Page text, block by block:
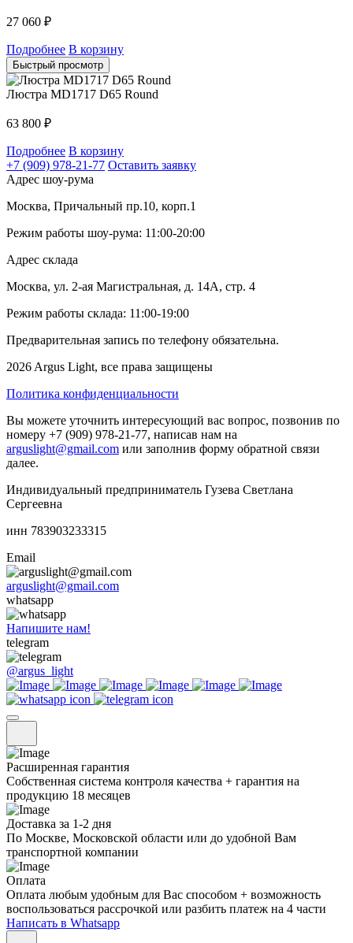
27 060 ₽
Подробнее В корзину
Быстрый просмотр
Люстра MD1717 D65 Round
63 800 ₽
Подробнее В корзину
+7 (909) 978-21-77 Оставить заявку
Адрес шоу-рума
Москва, Причальный пр.10, корп.1
Режим работы шоу-рума: 11:00-20:00
Адрес склада
Москва, ул. 2-ая Магистральная, д. 14А, стр. 4
Режим работы склада: 11:00-19:00
Предварительная запись по телефону обязательна.
2026 Argus Light, все права защищены
Политика конфиденциальности
Вы можете уточнить интересующий вас вопрос, позвонив по
номеру +7 (909) 978-21-77, написав нам на
arguslight@gmail.com или заполнив форму обратной связи
далее.
Индивидуальный предприниматель Гузева Светлана
Сергеевна
инн 783903233315
Email
arguslight@gmail.com
whatsapp
Напишите нам!
telegram
@argus_light
Расширенная гарантия
Собственная система контроля качества + гарантия на
продукцию 18 месяцев
Доставка за 1-2 дня
По Москве, Московской области или до удобной Вам
транспортной компании
Оплата
Оплата любым удобным для Вас способом + возможность
воспользоваться рассрочкой или разбить платеж на 4 части
Написать в Whatsapp